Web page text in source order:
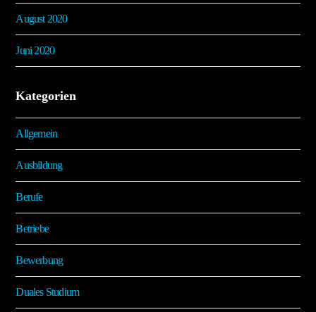
August 2020
Juni 2020
Kategorien
Allgemein
Ausbildung
Berufe
Betriebe
Bewerbung
Duales Studium